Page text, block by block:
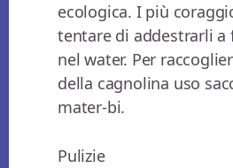
ecologica. I più
tentare di addestrarli a
nel water. Per
della cagnolina uso
mater-bi.
Pulizie